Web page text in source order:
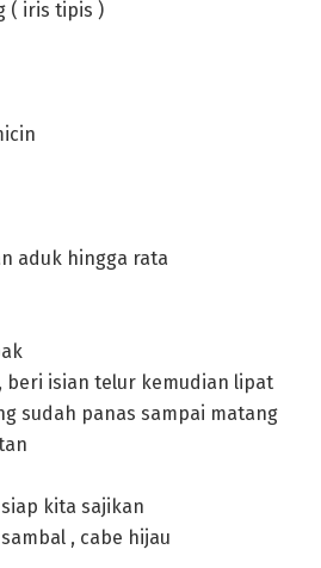
( iris tipis )
aduk hingga rata
beri isian telur kemudian lipat
sudah panas sampai matang
kita sajikan
, cabe hijau